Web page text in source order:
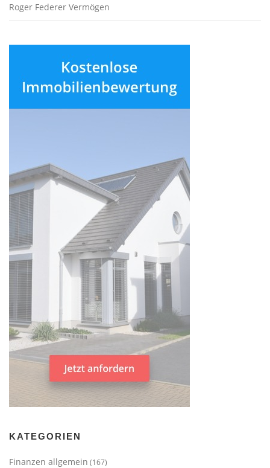
Roger Federer Vermögen
KATEGORIEN
Finanzen allgemein (167)